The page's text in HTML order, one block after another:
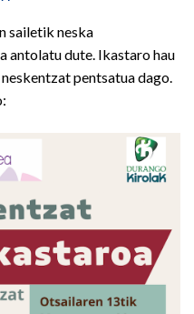
sailetik neska
antolatu dute. Ikastaro hau
pentsatua dago.